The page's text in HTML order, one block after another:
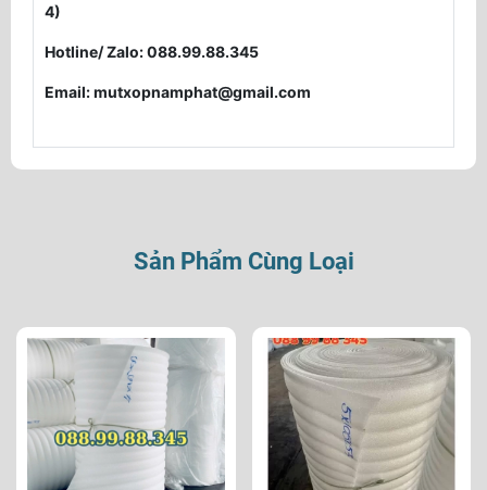
4)
Hotline/ Zalo: 088.99.88.345
Email: mutxopnamphat@gmail.com
Sản Phẩm Cùng Loại